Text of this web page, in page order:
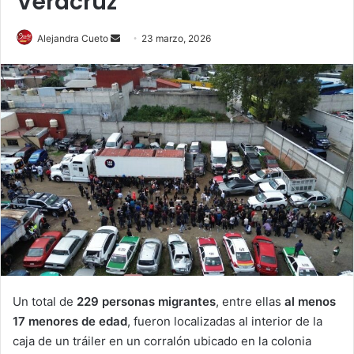
Alejandra Cueto
Send
email
23 marzo, 2026
Un total de 229 personas migrantes, entre ellas al menos
17 menores de edad, fueron localizadas al interior de la
caja de un tráiler en un corralón ubicado en la colonia